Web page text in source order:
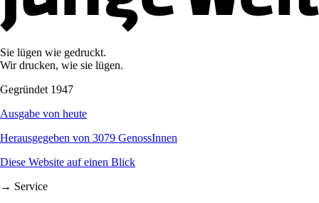
Sie lügen wie gedruckt.
Wir drucken, wie sie lügen.
Gegründet 1947
Ausgabe von heute
Herausgegeben von 3079 GenossInnen
Diese Website auf einen Blick
→ Service